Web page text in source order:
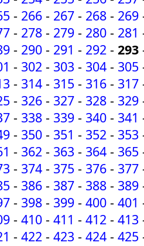
- 266 - 267 - 268 - 269
- 278 - 279 - 280 - 281
- 290 - 291 - 292 - 293
- 302 - 303 - 304 - 305
- 314 - 315 - 316 - 317
- 326 - 327 - 328 - 329
- 338 - 339 - 340 - 341
- 350 - 351 - 352 - 353
- 362 - 363 - 364 - 365
- 374 - 375 - 376 - 377
- 386 - 387 - 388 - 389
- 398 - 399 - 400 - 401
- 410 - 411 - 412 - 413
- 422 - 423 - 424 - 425